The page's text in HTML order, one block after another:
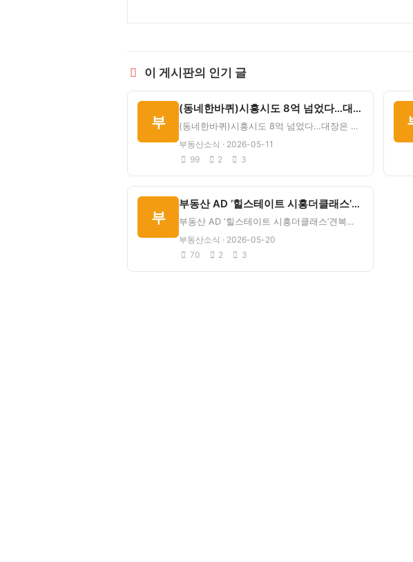
이 게시판의 인기 글
부
(동네한바퀴)시흥시도 8억 넘었다…대장은 시흥센트럴푸르지오 - 뉴스토마토
(동네한바퀴)시흥시도 8억 넘었다…대장은 시흥센트럴푸르지오&nbsp;&nbsp;뉴스토마토 원문 보기이 지
부동산소식 · 2026-05-11
99
2 3
부
부동산 AD ‘힐스테이트 시흥더클래스’견복주택 개관 - 현대일보
부동산 AD ‘힐스테이트 시흥더클래스’견복주택 개관&nbsp;&nbsp;현대일보 원문 보기목감/물왕 지역
부동산소식 · 2026-05-20
70
2 3